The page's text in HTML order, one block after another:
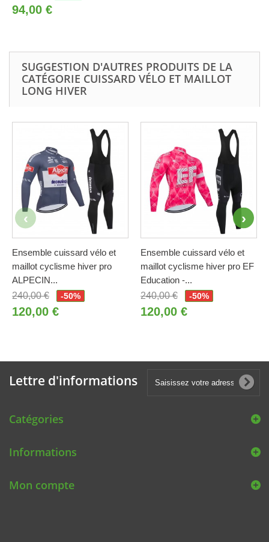
94,00 €
SUGGESTION D'AUTRES PRODUITS DE LA
CATÉGORIE CUISSARD VÉLO ET MAILLOT
LONG HIVER
Ensemble cuissard vélo et
maillot cyclisme hiver pro
ALPECIN...
240,00 €
-50%
120,00 €
Ensemble cuissard vélo et
maillot cyclisme hiver pro EF
Education -...
240,00 €
-50%
120,00 €
Lettre d'informations
Catégories
Informations
Mon compte